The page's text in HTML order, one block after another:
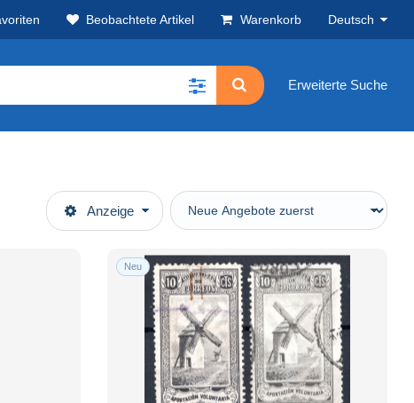
Beobachtete Artikel Warenkorb Deutsch
Erweiterte Suche
Anzeige
Neu